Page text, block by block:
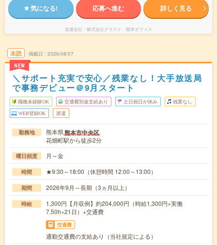
気になる! 応募へ進む 詳しく見る
派遣会社 株式会社グラスト 熊本オフィス
未読
NEW
掲載日 2026/08/07
＼サポート充実で安心／残業なし！大手放送局
で事務デビュー＠9月スタート
職種未経験OK 交通費別途支給あり 土日祝日が休み 残業なし
WEB登録OK 派遣
勤務地 熊本県熊本市中央区
花畑町駅から徒歩2分
曜日頻度 月～金
時間 ★9:30～18:00（休憩時間 12:00～13:00）
期間 2026年9月～長期（3ヵ月以上）
時給
1,300円【月収例】約204,000円（時給1,300円×実働
7.50h×21日）+交通費
交通費
通勤交通費の支給あり（当社規定による）